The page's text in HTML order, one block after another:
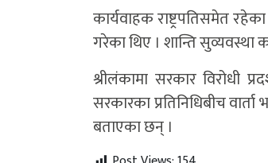
कार्यवाहक राष्ट्रपतिसमेत
गरेका थिए । शान्ति
श्रीलंकामा सरकार विरोधी
सरकारका प्रतिनिधिबीच
बताएका छन् ।